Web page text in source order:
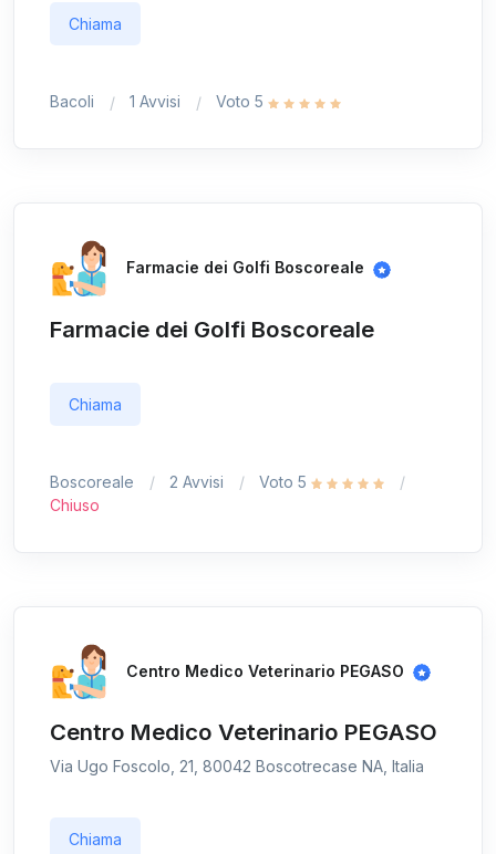
Chiama
Bacoli 1 Avvisi Voto 5
Farmacie dei Golfi Boscoreale
Farmacie dei Golfi Boscoreale
Chiama
Boscoreale 2 Avvisi
Voto 5
Chiuso
Centro Medico Veterinario PEGASO
Centro Medico Veterinario PEGASO
Via Ugo Foscolo, 21, 80042 Boscotrecase NA, Italia
Chiama